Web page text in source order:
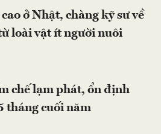
ở Nhật, chàng kỹ sư về
loài vật ít người nuôi
chế lạm phát, ổn định
tháng cuối năm